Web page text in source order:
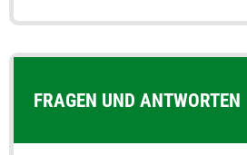
FRAGEN UND ANTWORTEN